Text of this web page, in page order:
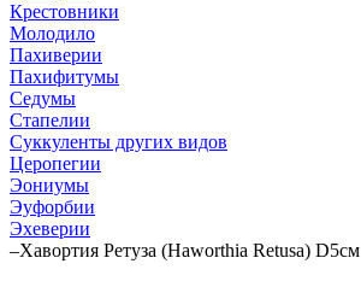
Крестовники
Молодило
Пахиверии
Пахифитумы
Седумы
Стапелии
Суккуленты других видов
Церопегии
Эониумы
Эуфорбии
Эхеверии
–Хавортия Ретуза (Haworthia Retusa) D5см